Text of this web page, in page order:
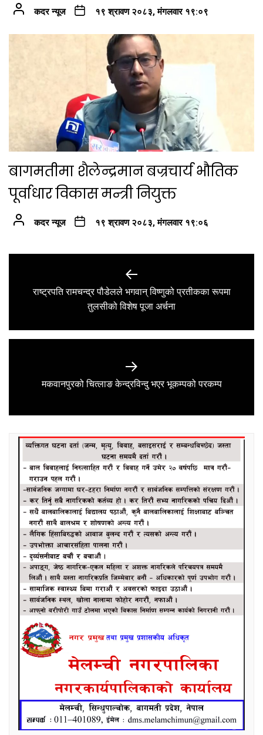
कदर न्यूज १९ श्रावण २०८३, मंगलवार १९:०९
बागमतीमा शैलेन्द्रमान बज्रचार्य भौतिक
पूर्वाधार विकास मन्त्री नियुक्त
कदर न्यूज १९ श्रावण २०८३, मंगलवार १९:०६
navigation
Previous
post:
राष्ट्रपति रामचन्द्र पौडेलले भगवान् विष्णुको प्रतीकका रूपमा
तुलसीको विशेष पूजा अर्चना
Next
मकवानपुरको चित्लाङ केन्द्रविन्दु भएर भूकम्पको परकम्प